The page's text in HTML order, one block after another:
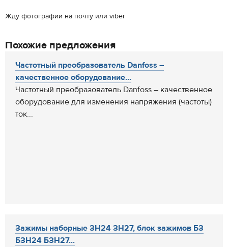
Жду фотографии на почту или viber
Похожие предложения
Частотный преобразователь Danfoss –
качественное оборудование...
Частотный преобразователь Danfoss – качественное
оборудование для изменения напряжения (частоты)
ток...
Зажимы наборные ЗН24 ЗН27, блок зажимов БЗ
БЗН24 БЗН27...